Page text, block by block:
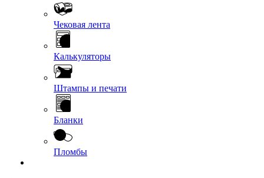
Чековая лента
Калькуляторы
Штампы и печати
Бланки
Пломбы